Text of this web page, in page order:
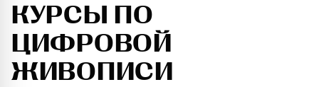
КУРСЫ ПО
ЦИФРОВОЙ
ЖИВОПИСИ